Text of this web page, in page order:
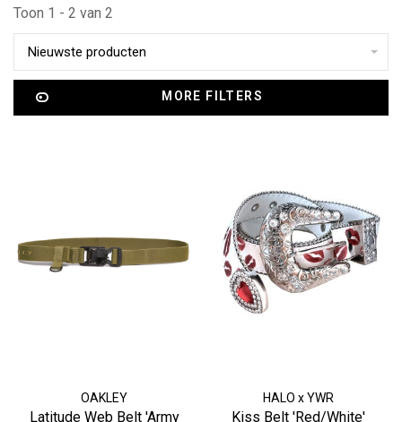
Toon 1 - 2 van 2
Nieuwste producten
MORE FILTERS
OAKLEY
Latitude Web Belt 'Army
HALO x YWR
Kiss Belt 'Red/White'